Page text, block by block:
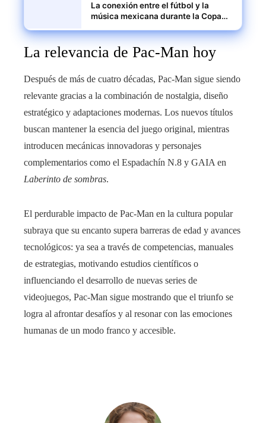
La conexión entre el fútbol y la
música mexicana durante la Copa
La relevancia de Pac-Man hoy
Después de más de cuatro décadas, Pac-Man sigue siendo
relevante gracias a la combinación de nostalgia, diseño
estratégico y adaptaciones modernas. Los nuevos títulos
buscan mantener la esencia del juego original, mientras
introducen mecánicas innovadoras y personajes
complementarios como el Espadachín N.8 y GAIA en
Laberinto de sombras.
El perdurable impacto de Pac-Man en la cultura popular
subraya que su encanto supera barreras de edad y avances
tecnológicos: ya sea a través de competencias, manuales
de estrategias, motivando estudios científicos o
influenciando el desarrollo de nuevas series de
videojuegos, Pac-Man sigue mostrando que el triunfo se
logra al afrontar desafíos y al resonar con las emociones
humanas de un modo franco y accesible.